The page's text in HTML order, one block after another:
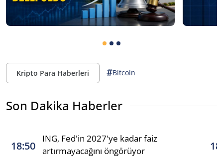
Kripto Para Haberleri #Bitcoin
Son Dakika Haberler
18:50
ING, Fed'in 2027'ye kadar faiz
artırmayacağını öngörüyor